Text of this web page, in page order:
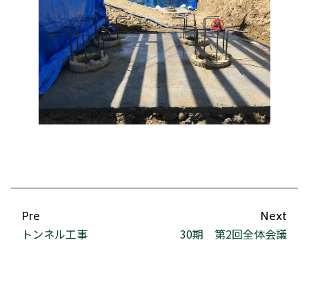
Pre
トンネル工事
Next
30期 第2回全体会議